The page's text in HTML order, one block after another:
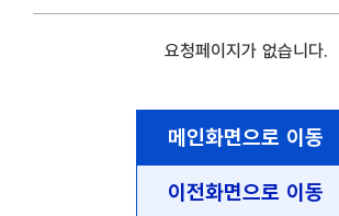
요청페이지가 없습니다.
메인화면으로 이동
이전화면으로 이동